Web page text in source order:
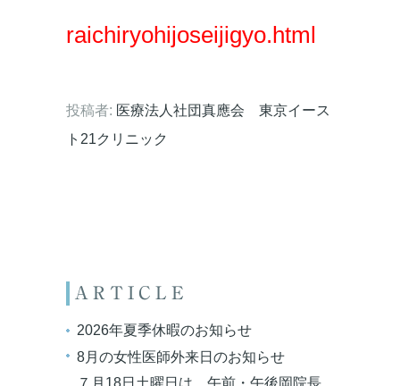
raichiryohijoseijigyo.html
投稿者: 医療法人社団真應会 東京イース
ト21クリニック
ARTICLE
2026年夏季休暇のお知らせ
8月の女性医師外来日のお知らせ